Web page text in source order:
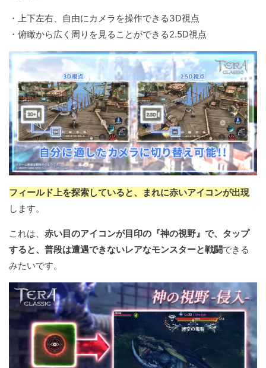
・上下左右、自由にカメラを操作できる3D視点
・俯瞰から広く周りを見ることができる2.5D視点
フィールド上を探索していると、まれに赤いアイコンが出現
します。
これは、 赤い目のアイコンが目印の『神の視野』で、タップ
すると、普段は遭遇できないレアなモンスターと戦闘できる
みたいです。